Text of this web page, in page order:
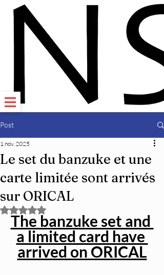
Post
Le set du banzuke et une
carte limitée sont arrivés
sur ORICAL
1 nov. 2025
Noté NaN étoiles sur 5.
The banzuke set and
a limited card have
arrived on ORICAL